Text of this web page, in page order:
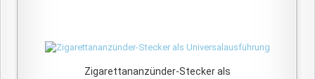
Zigarettananzünder-Stecker als